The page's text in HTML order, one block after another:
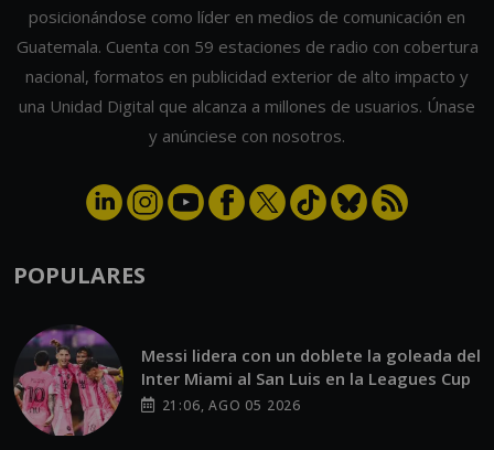
posicionándose como líder en medios de comunicación en
Guatemala. Cuenta con 59 estaciones de radio con cobertura
nacional, formatos en publicidad exterior de alto impacto y
una Unidad Digital que alcanza a millones de usuarios. Únase
y anúnciese con nosotros.
POPULARES
Messi lidera con un doblete la goleada del
Inter Miami al San Luis en la Leagues Cup
21:06, AGO 05 2026